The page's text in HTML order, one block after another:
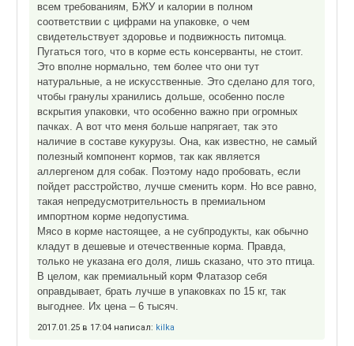
всем требованиям, БЖУ и калории в полном
соответствии с цифрами на упаковке, о чем
свидетельствует здоровье и подвижность питомца.
Пугаться того, что в корме есть консерванты, не стоит.
Это вполне нормально, тем более что они тут
натуральные, а не искусственные. Это сделано для того,
чтобы гранулы хранились дольше, особенно после
вскрытия упаковки, что особенно важно при огромных
пачках. А вот что меня больше напрягает, так это
наличие в составе кукурузы. Она, как известно, не самый
полезный компонент кормов, так как является
аллергеном для собак. Поэтому надо пробовать, если
пойдет расстройство, лучше сменить корм. Но все равно,
такая непредусмотрительность в премиальном
импортном корме недопустима.
Мясо в корме настоящее, а не субпродукты, как обычно
кладут в дешевые и отечественные корма. Правда,
только не указана его доля, лишь сказано, что это птица.
В целом, как премиальный корм Флатазор себя
оправдывает, брать лучше в упаковках по 15 кг, так
выгоднее. Их цена – 6 тысяч.
2017.01.25 в 17:04 написал: kilka